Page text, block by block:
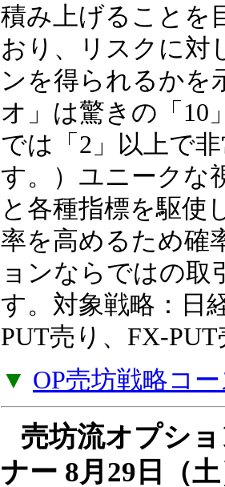
年率15％の収益を
積み上げることを
おり、リスクに対
ンを得られるかを
オ」は驚きの「10
では「2」以上で
す。）ユニークな
と各種指標を駆使
率を高めるため確
ョンならではの取
す。対象戦略：日
PUT売り、FX-
▼ OP売坊戦略コ
売坊流オプシ